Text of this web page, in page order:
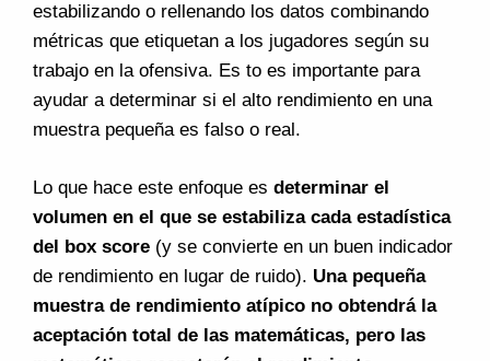
estabilizando o rellenando los datos combinando
métricas que etiquetan a los jugadores según su
trabajo en la ofensiva. Es to es importante para
ayudar a determinar si el alto rendimiento en una
muestra pequeña es falso o real.
Lo que hace este enfoque es determinar el
volumen en el que se estabiliza cada estadística
del box score (y se convierte en un buen indicador
de rendimiento en lugar de ruido). Una pequeña
muestra de rendimiento atípico no obtendrá la
aceptación total de las matemáticas, pero las